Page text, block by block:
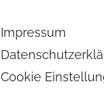
Impressum
Cookie